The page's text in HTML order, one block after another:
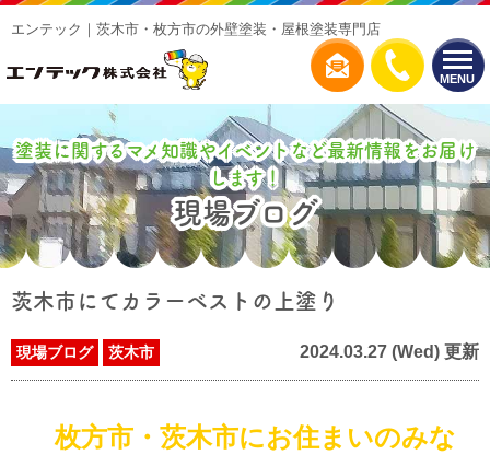
MENU
エンテック｜茨木市・枚方市の外壁塗装・屋根塗装専門店
塗装に関するマメ知識やイベントなど最新情報をお届け
します！
現場ブログ
茨木市にてカラーベストの上塗り
現場ブログ 茨木市 2024.03.27 (Wed) 更新
枚方市・茨木市にお住まいのみな